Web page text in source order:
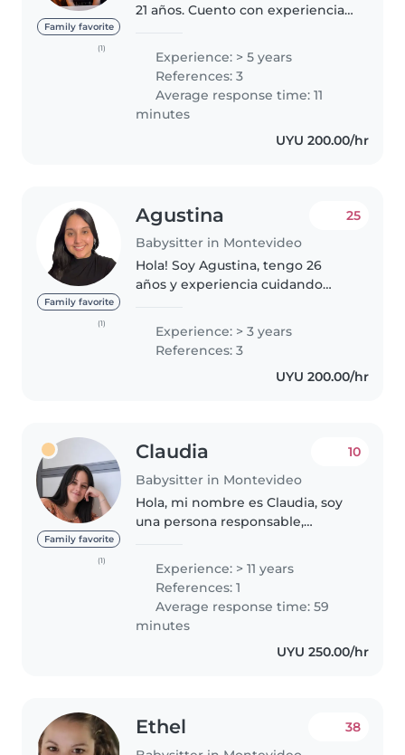
Family favorite
(1)
21 años. Cuento con experiencia
divertida y cariñosa, puedo hacer
tareas de la casa y deberes...
Experience: > 5 years
References: 3
Average response time: 11
minutes
UYU 200.00/hr
Family favorite
(1)
Agustina
Babysitter in Montevideo
25
Hola! Soy Agustina, tengo 26
años y experiencia cuidando
Me considero una persona
responsable, paciente, cariñosa y
Experience: > 3 years
References: 3
UYU 200.00/hr
Family favorite
(1)
Claudia
Babysitter in Montevideo
10
Hola, mi nombre es Claudia, soy
una persona responsable,
experiencia en el cuidado de
niños de distintas edades. Me
caracterizo por crear un
ambiente seguro,..
Experience: > 11 years
References: 1
Average response time: 59
minutes
UYU 250.00/hr
Ethel 38